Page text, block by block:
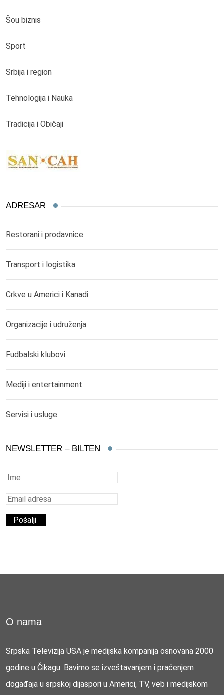
Šou biznis
Sport
Srbija i region
Tehnologija i Nauka
Tradicija i Običaji
ADRESAR
Restorani i prodavnice
Transport i logistika
Crkve u Americi i Kanadi
Organizacije i udruženja
Fudbalski klubovi
Mediji i entertainment
Servisi i usluge
NEWSLETTER – BILTEN
O nama
Srpska Televizija USA je medijska kompanija osnovana 2000
godine u Čikagu. Bavimo se izveštavanjem i praćenjem
događaja u srpskoj dijaspori u Americi, TV, veb i medijskom